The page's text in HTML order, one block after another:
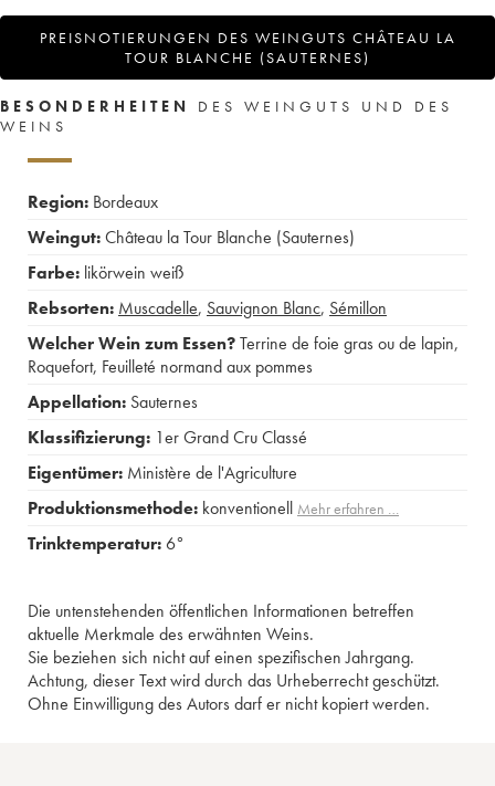
PREISNOTIERUNGEN DES WEINGUTS CHÂTEAU LA
TOUR BLANCHE (SAUTERNES)
BESONDERHEITEN
DES WEINGUTS UND DES
WEINS
Region: Bordeaux
Weingut:Château la Tour Blanche (Sauternes)
Farbe: likörwein weiß
Rebsorten: Muscadelle, Sauvignon Blanc, Sémillon
Welcher Wein zum Essen?Terrine de foie gras ou de lapin,
Roquefort, Feuilleté normand aux pommes
Appellation: Sauternes
Klassifizierung: 1er Grand Cru Classé
Eigentümer: Ministère de l'Agriculture
Produktionsmethode: konventionell Mehr erfahren …
Trinktemperatur: 6°
Die untenstehenden öffentlichen Informationen betreffen
aktuelle Merkmale des erwähnten Weins.
Sie beziehen sich nicht auf einen spezifischen Jahrgang.
Achtung, dieser Text wird durch das Urheberrecht geschützt.
Ohne Einwilligung des Autors darf er nicht kopiert werden.